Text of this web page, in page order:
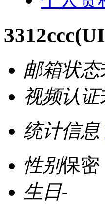
3312ccc
邮箱状态
视频认证
统计信息
性别保密
生日-